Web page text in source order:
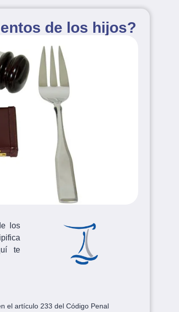
de los hijos?
los
te
el artículo 233 del Código Penal